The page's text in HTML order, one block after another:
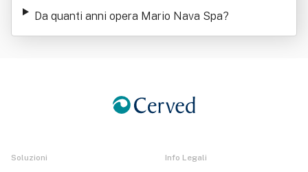
Da quanti anni opera Mario Nava Spa?
Soluzioni Info Legali